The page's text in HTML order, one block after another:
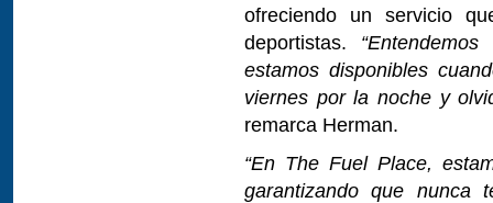
ofreciendo un servicio
deportistas.
estamos disponibles
viernes por la noche y
remarca Herman.
“En The Fuel Place,
garantizando que nunca